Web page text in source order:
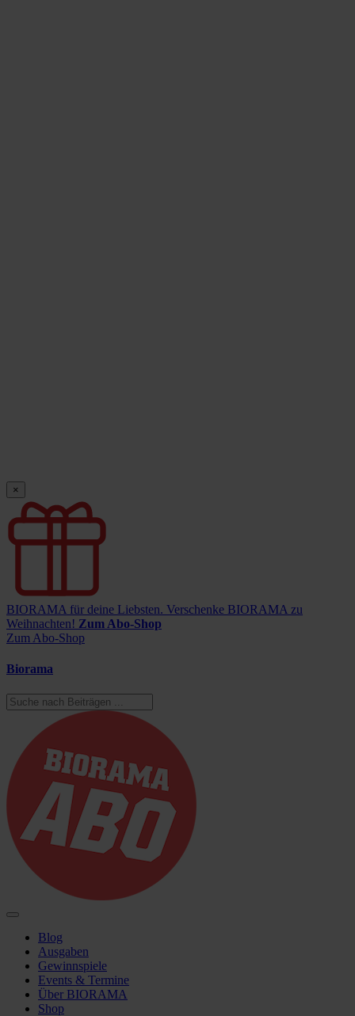
×
BIORAMA für deine Liebsten. Verschenke BIORAMA zu
Weihnachten! Zum Abo-Shop
Zum Abo-Shop
Biorama
Blog
Ausgaben
Gewinnspiele
Events & Termine
Über BIORAMA
Shop